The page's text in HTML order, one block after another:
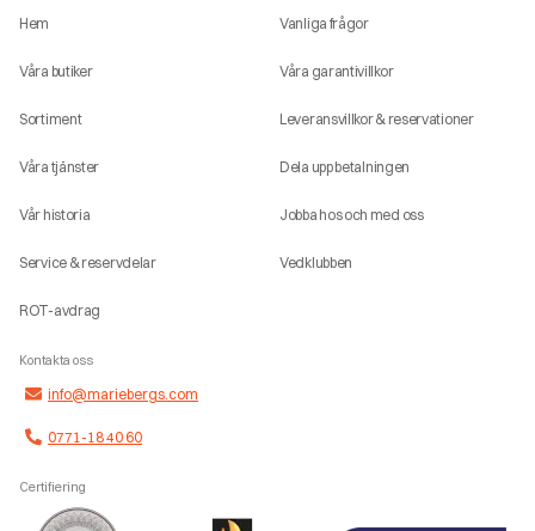
Hem
Våra butiker
Sortiment
Våra tjänster
Vår historia
Service & reservdelar
ROT-avdrag
Vanliga frågor
Våra garantivillkor
Leveransvillkor & reservationer
Dela upp betalningen
Jobba hos och med oss
Vedklubben
Kontakta oss
info@mariebergs.com
0771-18 40 60
Certifiering